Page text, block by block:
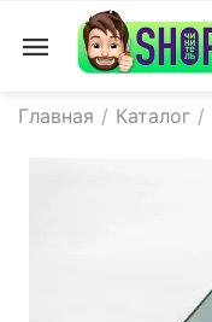
Главная / Каталог /